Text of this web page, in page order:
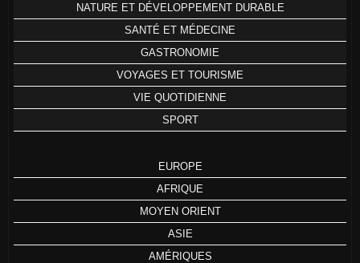
NATURE ET DÉVELOPPEMENT DURABLE
SANTÉ ET MÉDECINE
GASTRONOMIE
VOYAGES ET TOURISME
VIE QUOTIDIENNE
SPORT
EUROPE
AFRIQUE
MOYEN ORIENT
ASIE
AMÉRIQUES